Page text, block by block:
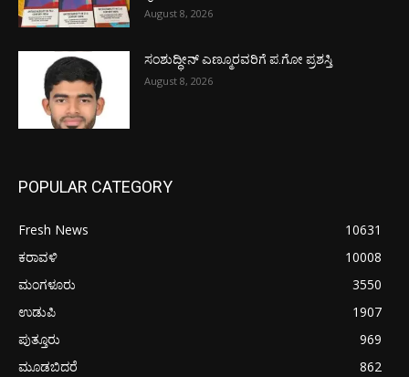
August 8, 2026
ಸಂಶುದ್ಧೀನ್ ಎಣ್ಮೂರವರಿಗೆ ಪ.ಗೋ ಪ್ರಶಸ್ತಿ
August 8, 2026
POPULAR CATEGORY
Fresh News
10631
ಕರಾವಳಿ
10008
ಮಂಗಳೂರು
3550
ಉಡುಪಿ
1907
ಪುತ್ತೂರು
969
ಮೂಡಬಿದರೆ
862